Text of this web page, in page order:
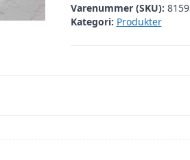
Varenummer (SKU):
Kategori: Produkter